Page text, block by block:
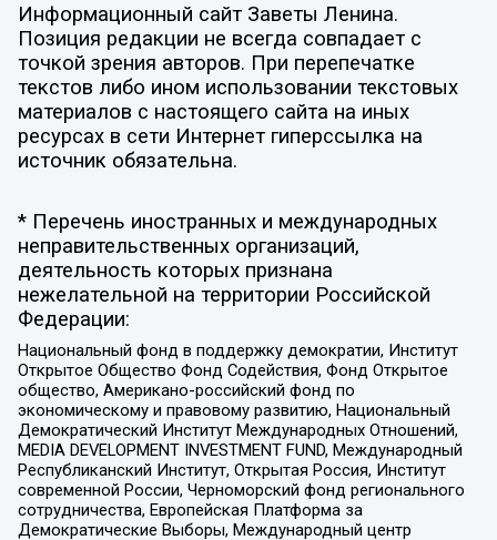
Информационный сайт Заветы Ленина.
Позиция редакции не всегда совпадает с
точкой зрения авторов. При перепечатке
текстов либо ином использовании текстовых
материалов с настоящего сайта на иных
ресурсах в сети Интернет гиперссылка на
источник обязательна.
* Перечень иностранных и международных
неправительственных организаций,
деятельность которых признана
нежелательной на территории Российской
Федерации:
Национальный фонд в поддержку демократии, Институт
Открытое Общество Фонд Содействия, Фонд Открытое
общество, Американо-российский фонд по
экономическому и правовому развитию, Национальный
Демократический Институт Международных Отношений,
MEDIA DEVELOPMENT INVESTMENT FUND, Международный
Республиканский Институт, Открытая Россия, Институт
современной России, Черноморский фонд регионального
сотрудничества, Европейская Платформа за
Демократические Выборы, Международный центр